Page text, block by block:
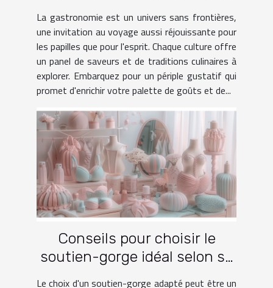
La gastronomie est un univers sans frontières,
une invitation au voyage aussi réjouissante pour
les papilles que pour l'esprit. Chaque culture offre
un panel de saveurs et de traditions culinaires à
explorer. Embarquez pour un périple gustatif qui
promet d'enrichir votre palette de goûts et de...
Conseils pour choisir le
soutien-gorge idéal selon sa
Le choix d'un soutien-gorge adapté peut être un